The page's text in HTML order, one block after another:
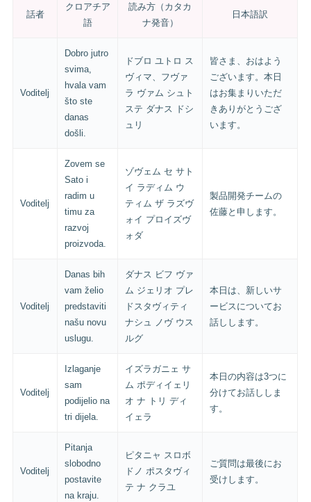
話者
クロアチア
語
読み方（カタカ
ナ発音）
日本語訳
Voditelj
Dobro jutro
svima,
hvala vam
što ste
danas
došli.
ドブロ ユトロ ス
ヴィマ、フヴァ
ラ ヴァム シュト
ステ ダナス ドシ
ュリ
皆さま、おはよう
ございます。本日
はお集まりいただ
きありがとうござ
います。
Voditelj
Zovem se
Sato i
radim u
timu za
razvoj
proizvoda.
ゾヴェム セ サト
イ ラディム ウ
ティム ザ ラズヴ
ォイ プロイズヴ
ォダ
製品開発チームの
佐藤と申します。
Voditelj
Danas bih
vam želio
predstaviti
našu novu
uslugu.
ダナス ビフ ヴァ
ム ジェリオ プレ
ドスタヴィティ
ナシュ ノヴ ウス
ルグ
本日は、新しいサ
ービスについてお
話しします。
Voditelj
Izlaganje
sam
podijelio na
tri dijela.
イズラガニェ サ
ム ポディイェリ
オ ナ トリ ディ
イェラ
本日の内容は3つに
分けてお話ししま
す。
Voditelj
Pitanja
slobodno
postavite
na kraju.
ピタニャ スロボ
ドノ ポスタヴィ
テ ナ クラユ
ご質問は最後にお
受けします。